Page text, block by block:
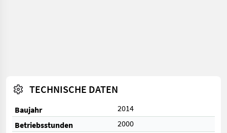
TECHNISCHE DATEN
Baujahr
2014
Betriebsstunden
2000